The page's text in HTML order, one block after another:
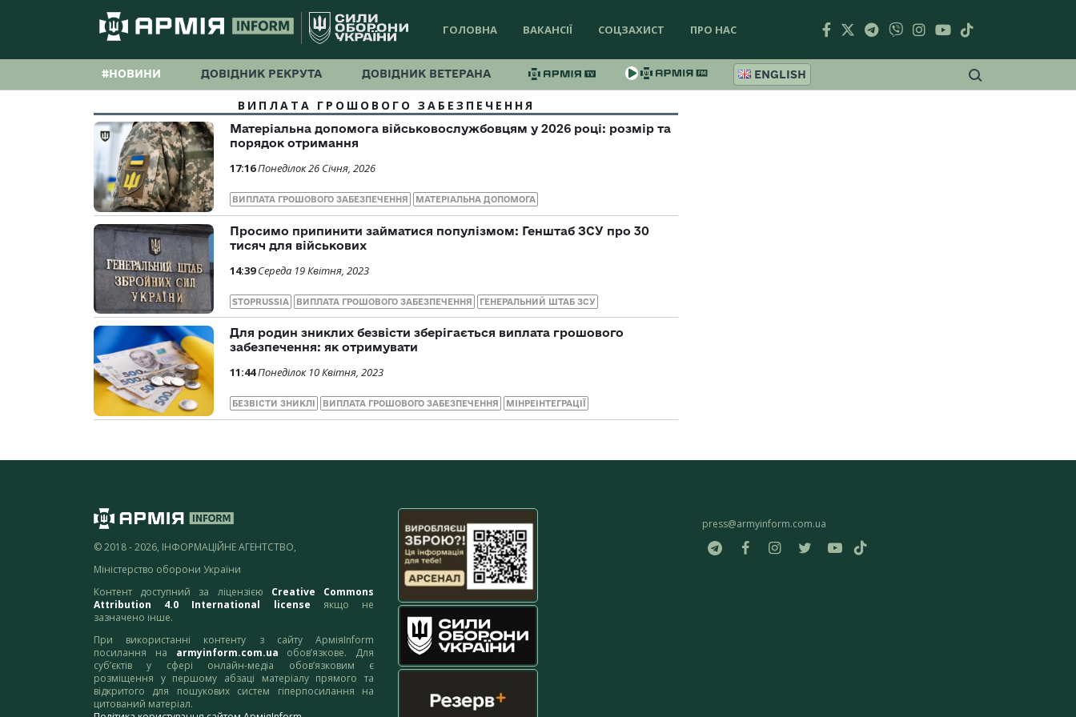
ГОЛОВНА ВАКАНСІЇ СОЦЗАХИСТ ПРО НАС
#НОВИНИ ДОВІДНИК РЕКРУТА ДОВІДНИК ВЕТЕРАНА ENGLISH
ВИПЛАТА ГРОШОВОГО ЗАБЕЗПЕЧЕННЯ
Матеріальна допомога військовослужбовцям у 2026 році: розмір та
порядок отримання
17:16Понеділок 26 Січня, 2026
ВИПЛАТА ГРОШОВОГО ЗАБЕЗПЕЧЕННЯ МАТЕРІАЛЬНА ДОПОМОГА
Просимо припинити займатися популізмом: Генштаб ЗСУ про 30
тисяч для військових
14:39 Середа 19 Квітня, 2023
STOPRUSSIA ВИПЛАТА ГРОШОВОГО ЗАБЕЗПЕЧЕННЯ ГЕНЕРАЛЬНИЙ ШТАБ ЗСУ
Для родин зниклих безвісти зберігається виплата грошового
забезпечення: як отримувати
11:44Понеділок 10 Квітня, 2023
БЕЗВІСТИ ЗНИКЛІ ВИПЛАТА ГРОШОВОГО ЗАБЕЗПЕЧЕННЯ МІНРЕІНТЕГРАЦІЇ
© 2018 - 2026, ІНФОРМАЦІЙНЕ АГЕНТСТВО,
Міністерство оборони України
Контент доступний за ліцензією Creative Commons
Attribution 4.0 International license якщо не
зазначено інше.
При використанні контенту з сайту АрміяInform
посилання на armyinform.com.ua обов’язкове. Для
суб’єктів у сфері онлайн-медіа обов’язковим є
розміщення у першому абзаці матеріалу прямого та
відкритого для пошукових систем гіперпосилання на
цитований матеріал.
press@armyinform.com.ua